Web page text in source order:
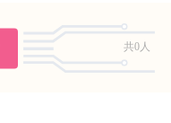
共0人